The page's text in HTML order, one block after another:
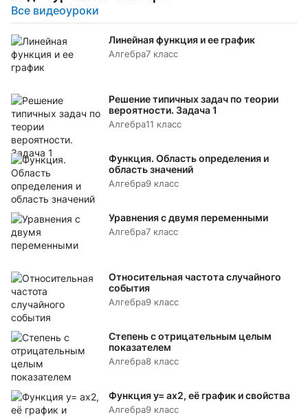
Все видеоуроки
Линейная функция и ее график
Алгебра7 класс
Решение типичных задач по теории
вероятности. Задача 1
Алгебра11 класс
Функция. Область определения и
область значений
Алгебра9 класс
Уравнения с двумя переменными
Алгебра7 класс
Относительная частота случайного
события
Алгебра9 класс
Степень с отрицательным целым
показателем
Алгебра8 класс
Функция y= аx2, её график и свойства
Алгебра9 класс